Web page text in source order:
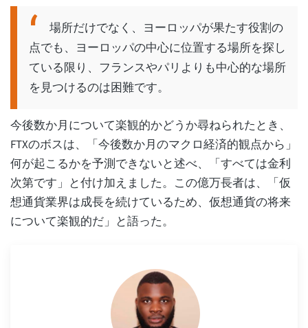
場所だけでなく、ヨーロッパが果たす役割の
点でも、ヨーロッパの中心に位置する場所を探し
ている限り、フランスやパリよりも中心的な場所
を見つけるのは困難です。
今後数か月について楽観的かどうか尋ねられたとき、
FTXのボスは、「今後数か月のマクロ経済的観点から」
何が起こるかを予測できないと述べ、「すべては金利
次第です」と付け加えました。この億万長者は、「仮
想通貨業界は成長を続けているため、仮想通貨の将来
について楽観的だ」と語った。